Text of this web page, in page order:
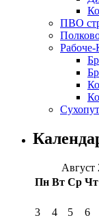
ПВО
Рабоче-
Август
Пн Вт Ср Чт
3
4 5 6